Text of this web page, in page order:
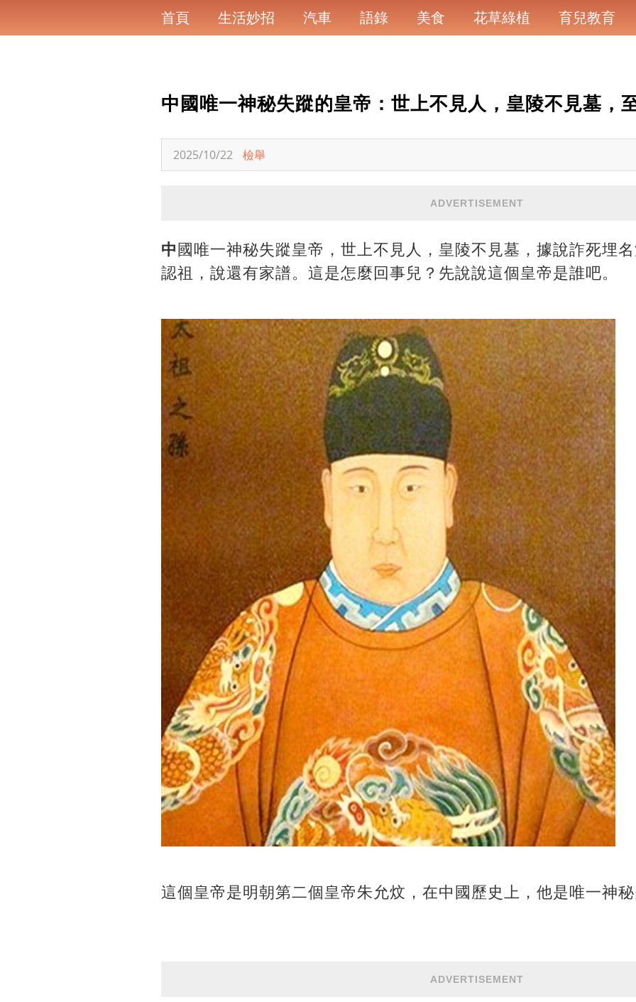
首頁 生活妙招 汽車 語錄 美食 花草綠植 育兒教育
中國唯一神秘失蹤的皇帝：世上不見人，皇陵不見墓，
2025/10/22 檢舉
ADVERTISEMENT
中 國唯一神秘失蹤皇帝，世上不見人，皇陵不見墓，據說詐死埋
認祖，說還有家譜。這是怎麼回事兒？先說說這個皇帝是誰吧。
這個皇帝是明朝第二個皇帝朱允炆，在中國歷史上，他是唯一神秘
ADVERTISEMENT